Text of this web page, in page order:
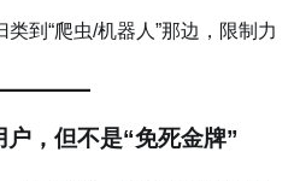
到“爬虫/机器人”那边，限制力
，但不是“免死金牌”